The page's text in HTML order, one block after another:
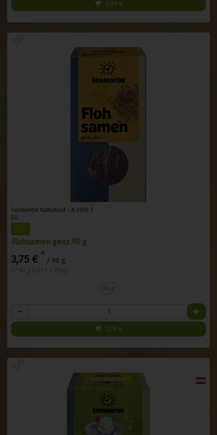
3,99 €
Sonnentor Naturkost - A-3910 Z
EG
Flohsamen ganz 90 g
3,75 € * / 90 g
90 g
Anzahl
3,75 €